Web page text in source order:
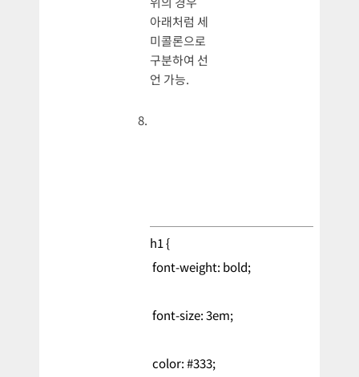
아래처럼 세
미콜론으로
구분하여 선
언 가능.
h1 {
font-weight: bold;
font-size: 3em;
color: #333;